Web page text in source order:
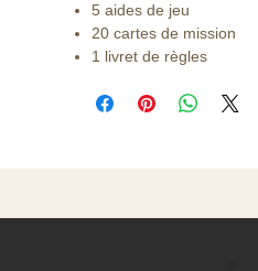
5 aides de jeu
20 cartes de mission
1 livret de règles